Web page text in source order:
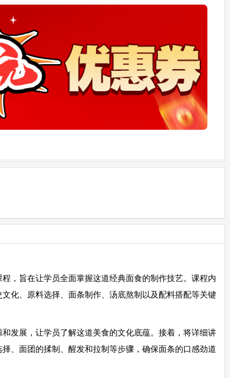
，旨在让学员全面掌握这道经典面食的制作技艺。课程内
化、原料选择、面条制作、汤底熬制以及配料搭配等关键
发展，让学员了解这道美食的文化底蕴。接着，将详细讲
、面团的揉制、醒发和拉制等步骤，确保面条的口感劲道